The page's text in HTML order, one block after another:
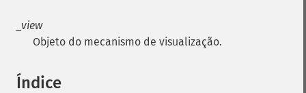
_view
Objeto do mecanismo de visualização.
Índice